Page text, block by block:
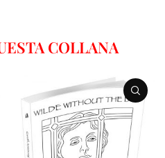
COLLANA